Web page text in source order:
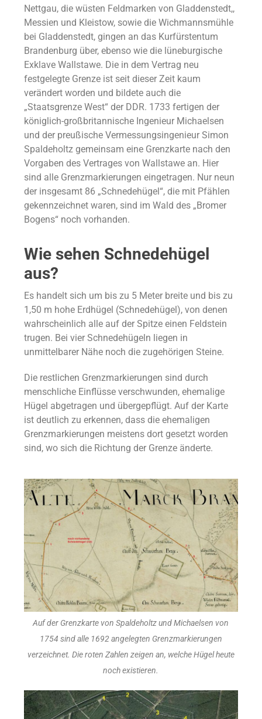
Nettgau, die wüsten Feldmarken von Gladdenstedt,,
Messien und Kleistow, sowie die Wichmannsmühle
bei Gladdenstedt, gingen an das Kurfürstentum
Brandenburg über, ebenso wie die lüneburgische
Exklave Wallstawe. Die in dem Vertrag neu
festgelegte Grenze ist seit dieser Zeit kaum
verändert worden und bildete auch die
„Staatsgrenze West“ der DDR. 1733 fertigen der
königlich-großbritannische Ingenieur Michaelsen
und der preußische Vermessungsingenieur Simon
Spaldeholtz gemeinsam eine Grenzkarte nach den
Vorgaben des Vertrages von Wallstawe an. Hier
sind alle Grenzmarkierungen eingetragen. Nur neun
der insgesamt 86 „Schnedehügel“, die mit Pfählen
gekennzeichnet waren, sind im Wald des „Bromer
Bogens“ noch vorhanden.
Wie sehen Schnedehügel
aus?
Es handelt sich um bis zu 5 Meter breite und bis zu
1,50 m hohe Erdhügel (Schnedehügel), von denen
wahrscheinlich alle auf der Spitze einen Feldstein
trugen. Bei vier Schnedehügeln liegen in
unmittelbarer Nähe noch die zugehörigen Steine.
Die restlichen Grenzmarkierungen sind durch
menschliche Einflüsse verschwunden, ehemalige
Hügel abgetragen und übergepflügt. Auf der Karte
ist deutlich zu erkennen, dass die ehemaligen
Grenzmarkierungen meistens dort gesetzt worden
sind, wo sich die Richtung der Grenze änderte.
Auf der Grenzkarte von Spaldeholtz und Michaelsen von
1754 sind alle 1692 angelegten Grenzmarkierungen
verzeichnet. Die roten Zahlen zeigen an, welche Hügel heute
noch existieren.